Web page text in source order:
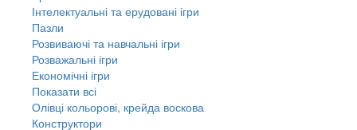
Інтелектуальні та ерудовані ігри
Пазли
Розвиваючі та навчальні ігри
Розважальні ігри
Економічні ігри
Показати всі
Олівці кольорові, крейда воскова
Конструктори